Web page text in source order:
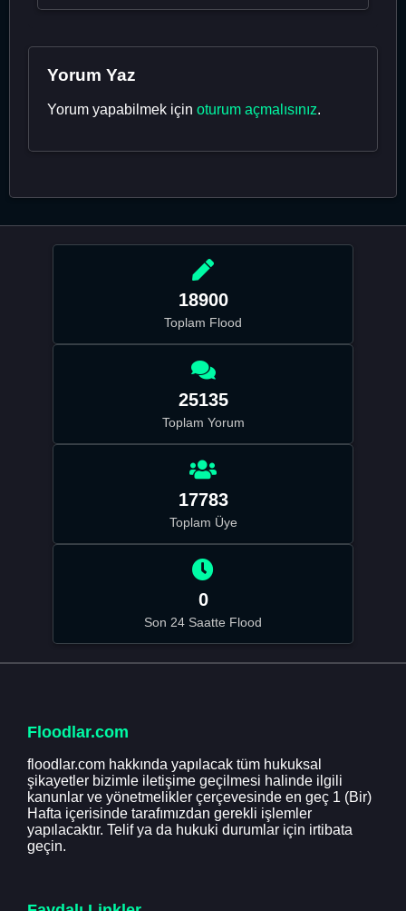
Yorum Yaz
Yorum yapabilmek için oturum açmalısınız.
18900
Toplam Flood
25135
Toplam Yorum
17783
Toplam Üye
0
Son 24 Saatte Flood
Floodlar.com
floodlar.com hakkında yapılacak tüm hukuksal
şikayetler bizimle iletişime geçilmesi halinde ilgili
kanunlar ve yönetmelikler çerçevesinde en geç 1 (Bir)
Hafta içerisinde tarafımızdan gerekli işlemler
yapılacaktır. Telif ya da hukuki durumlar için irtibata
geçin.